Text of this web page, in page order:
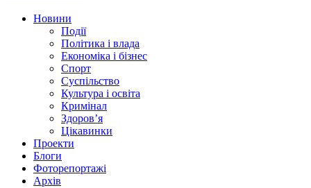
Новини
Події
Політика і влада
Економіка і бізнес
Спорт
Суспільство
Культура і освіта
Кримінал
Здоров’я
Цікавинки
Проекти
Блоги
Фоторепортажі
Архів